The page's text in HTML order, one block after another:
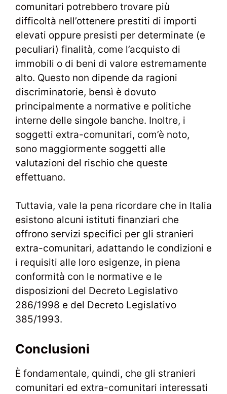
comunitari potrebbero trovare più
difficoltà nell’ottenere prestiti di importi
elevati oppure presisti per determinate (e
peculiari) finalità, come l’acquisto di
immobili o di beni di valore estremamente
alto. Questo non dipende da ragioni
discriminatorie, bensì è dovuto
principalmente a normative e politiche
interne delle singole banche. Inoltre, i
soggetti extra-comunitari, com’è noto,
sono maggiormente soggetti alle
valutazioni del rischio che queste
effettuano.
Tuttavia, vale la pena ricordare che in Italia
esistono alcuni istituti finanziari che
offrono servizi specifici per gli stranieri
extra-comunitari, adattando le condizioni e
i requisiti alle loro esigenze, in piena
conformità con le normative e le
disposizioni del Decreto Legislativo
286/1998 e del Decreto Legislativo
385/1993.
Conclusioni
È fondamentale, quindi, che gli stranieri
comunitari ed extra-comunitari interessati